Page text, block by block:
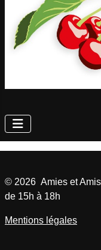
© 2026 Amies et
de 15h à 18h
Mentions légales